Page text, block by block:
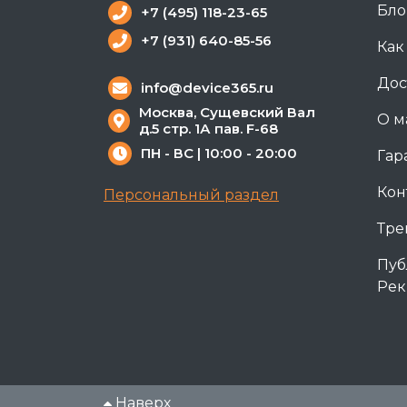
О
+7 (495) 118-23-65
+7 (931) 640-85-56
info@device365.ru
Москва, Сущевский Вал
д.5 стр. 1А пав. F-68
ПН - ВС | 10:00 - 20:00
Персональный раздел
Наверх